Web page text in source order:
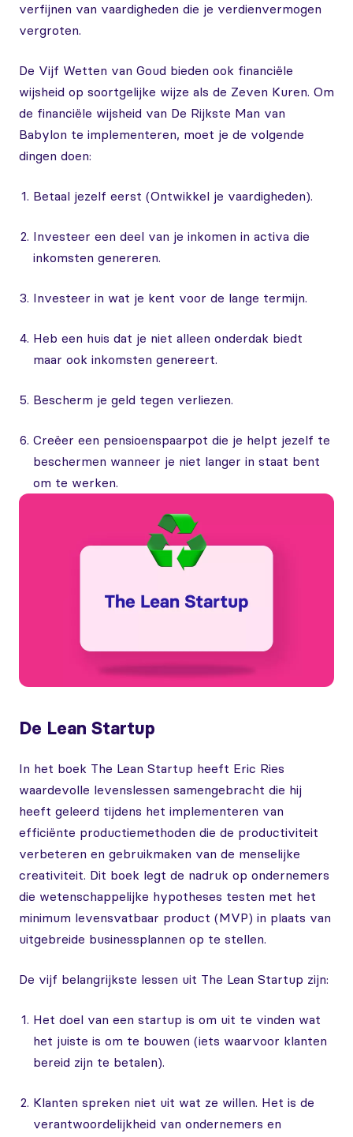
verfijnen van vaardigheden die je verdienvermogen
vergroten.
De Vijf Wetten van Goud bieden ook financiële
wijsheid op soortgelijke wijze als de Zeven Kuren. Om
de financiële wijsheid van De Rijkste Man van
Babylon te implementeren, moet je de volgende
dingen doen:
Betaal jezelf eerst (Ontwikkel je vaardigheden).
Investeer een deel van je inkomen in activa die
inkomsten genereren.
Investeer in wat je kent voor de lange termijn.
Heb een huis dat je niet alleen onderdak biedt
maar ook inkomsten genereert.
Bescherm je geld tegen verliezen.
Creëer een pensioenspaarpot die je helpt jezelf te
beschermen wanneer je niet langer in staat bent
om te werken.
De Lean Startup
In het boek The Lean Startup heeft Eric Ries
waardevolle levenslessen samengebracht die hij
heeft geleerd tijdens het implementeren van
efficiënte productiemethoden die de productiviteit
verbeteren en gebruikmaken van de menselijke
creativiteit. Dit boek legt de nadruk op ondernemers
die wetenschappelijke hypotheses testen met het
minimum levensvatbaar product (MVP) in plaats van
uitgebreide businessplannen op te stellen.
De vijf belangrijkste lessen uit The Lean Startup zijn:
Het doel van een startup is om uit te vinden wat
het juiste is om te bouwen (iets waarvoor klanten
bereid zijn te betalen).
Klanten spreken niet uit wat ze willen. Het is de
verantwoordelijkheid van ondernemers en